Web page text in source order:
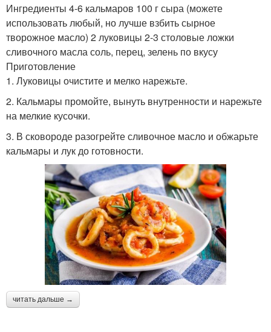
Ингредиенты 4-6 кальмаров 100 г сыра (можете
использовать любый, но лучше взбить сырное
творожное масло) 2 луковицы 2-3 столовые ложки
сливочного масла соль, перец, зелень по вкусу
Приготовление
1. Луковицы очистите и мелко нарежьте.
2. Кальмары промойте, вынуть внутренности и нарежьте
на мелкие кусочки.
3. В сковороде разогрейте сливочное масло и обжарьте
кальмары и лук до готовности.
читать дальше →